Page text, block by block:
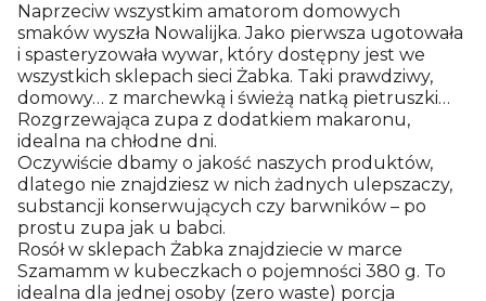
Naprzeciw wszystkim amatorom domowych
smaków wyszła Nowalijka. Jako pierwsza ugotowała
i spasteryzowała wywar, który dostępny jest we
wszystkich sklepach sieci Żabka. Taki prawdziwy,
domowy… z marchewką i świeżą natką pietruszki…
Rozgrzewająca zupa z dodatkiem makaronu,
idealna na chłodne dni.
Oczywiście dbamy o jakość naszych produktów,
dlatego nie znajdziesz w nich żadnych ulepszaczy,
substancji konserwujących czy barwników – po
prostu zupa jak u babci.
Rosół w sklepach Żabka znajdziecie w marce
Szamamm w kubeczkach o pojemności 380 g. To
idealna dla jednej osoby (zero waste) porcja